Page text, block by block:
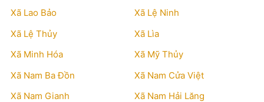
Xã Lao Bảo
Xã Lệ Ninh
Xã Lệ Thủy
Xã Lìa
Xã Minh Hóa
Xã Mỹ Thủy
Xã Nam Ba Đồn
Xã Nam Cửa Việt
Xã Nam Gianh
Xã Nam Hải Lăng